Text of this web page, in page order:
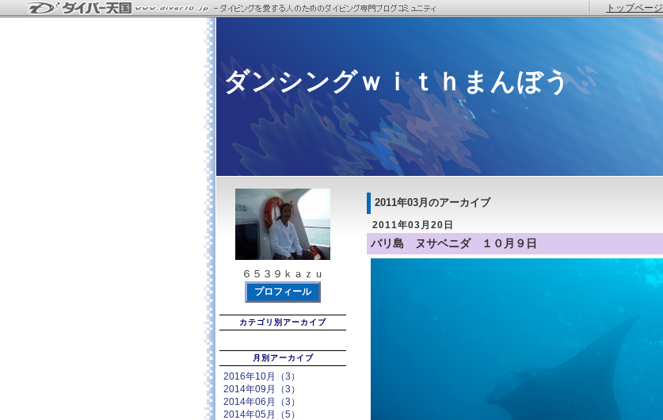
トップページ
ダンシングｗｉｔｈまんぼう
2011年03月のアーカイブ
2011年03月20日
バリ島 ヌサベニダ １０月９日
６５３９ｋａｚｕ
プロフィール
カテゴリ別アーカイブ
月別アーカイブ
2016年10月（3）
2014年09月（3）
2014年06月（3）
2014年05月（5）